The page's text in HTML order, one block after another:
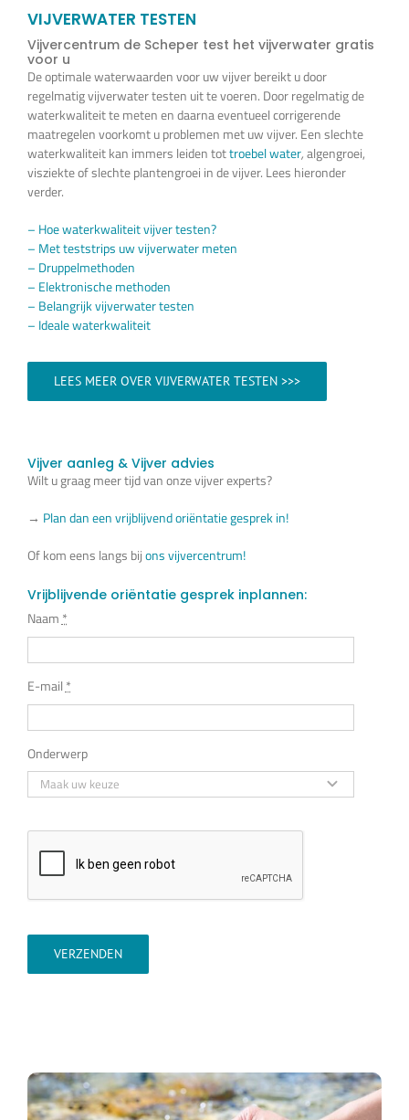
Vijverplanten
Koi’s en siervissen
Waterkwaliteit
Impressie
Contact
Onze Webshop >>>
VIJVERWATER TESTEN
Vijvercentrum de Scheper test het vijverwater gratis
voor u
De optimale waterwaarden voor uw vijver bereikt u door
regelmatig vijverwater testen uit te voeren. Door regelmatig de
waterkwaliteit te meten en daarna eventueel corrigerende
maatregelen voorkomt u problemen met uw vijver. Een slechte
waterkwaliteit kan immers leiden tottroebel water,algengroei,
visziekte of slechte plantengroei in de vijver. Lees hieronder
verder.
– Hoe waterkwaliteit vijver testen?
– Met teststrips uw vijverwater meten
– Druppelmethoden
– Elektronische methoden
– Belangrijk vijverwater testen
– Ideale waterkwaliteit
LEES MEER OVER VIJVERWATER TESTEN >>>
Vijver aanleg & Vijver advies
Wilt u graag meer tijd van onze vijver experts?
→ Plan dan een vrijblijvend oriëntatie gesprek in!
Of kom eens langs bijons vijvercentrum!
Vrijblijvende oriëntatie gesprek inplannen:
Naam *
E-mail *
Onderwerp
VERZENDEN